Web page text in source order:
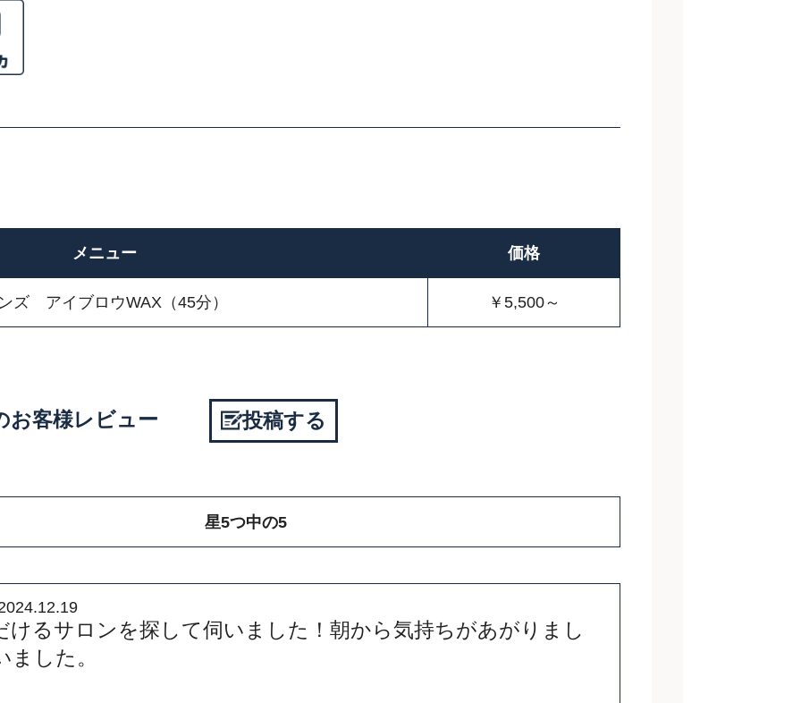
メニュー 価格
ズ アイブロウWAX（45分） ￥5,500～
客様レビュー 投稿する
星5つ中の5
けるサロンを探して伺いました！朝から気持ちがあがりまし
した。